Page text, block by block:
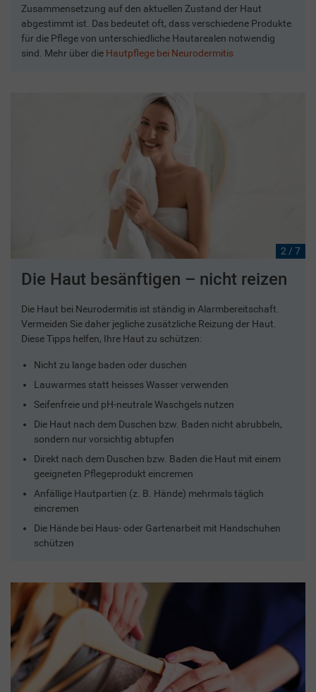
Zusammensetzung auf den aktuellen Zustand der Haut
abgestimmt ist. Das bedeutet oft, dass verschiedene Produkte
für die Pflege von unterschiedliche Hautarealen notwendig
sind. Mehr über die Hautpflege bei Neurodermitis
2 / 7
Die Haut besänftigen – nicht reizen
Die Haut bei Neurodermitis ist ständig in Alarmbereitschaft.
Vermeiden Sie daher jegliche zusätzliche Reizung der Haut.
Diese Tipps helfen, Ihre Haut zu schützen:
Nicht zu lange baden oder duschen
Lauwarmes statt heisses Wasser verwenden
Seifenfreie und pH-neutrale Waschgels nutzen
Die Haut nach dem Duschen bzw. Baden nicht abrubbeln,
sondern nur vorsichtig abtupfen
Direkt nach dem Duschen bzw. Baden die Haut mit einem
geeigneten Pflegeprodukt eincremen
Anfällige Hautpartien (z. B. Hände) mehrmals täglich
eincremen
Die Hände bei Haus- oder Gartenarbeit mit Handschuhen
schützen